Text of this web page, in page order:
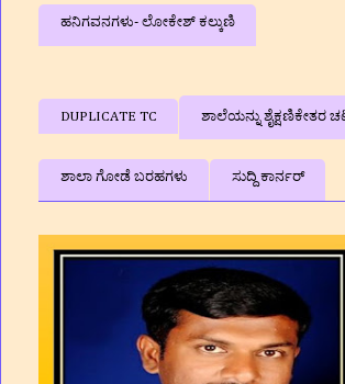
ಹನಿಗವನಗಳು- ಲೋಕೇಶ್ ಕಲ್ಕುಣಿ
DUPLICATE TC ಶಾಲೆಯನ್ನು ಶೈಕ್ಷಣಿಕೇತರ
ಶಾಲಾ ಗೋಡೆ ಬರಹಗಳು ಸುದ್ದಿ ಕಾರ್ನರ್